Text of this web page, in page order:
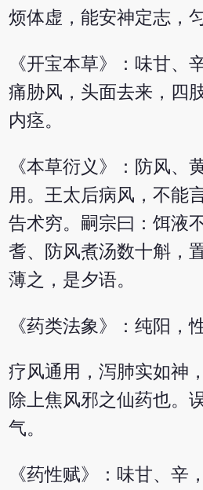
烦体虚，能安神定志，
《开宝本草》：味甘、
痛胁风，头面去来，四
内痉。
《本草衍义》：防风、
用。王太后病风，不能
告术穷。嗣宗曰：饵液
耆、防风煮汤数十斛，
薄之，是夕语。
《药类法象》：纯阳，
疗风通用，泻肺实如神
除上焦风邪之仙药也。
气。
《药性赋》：味甘、辛